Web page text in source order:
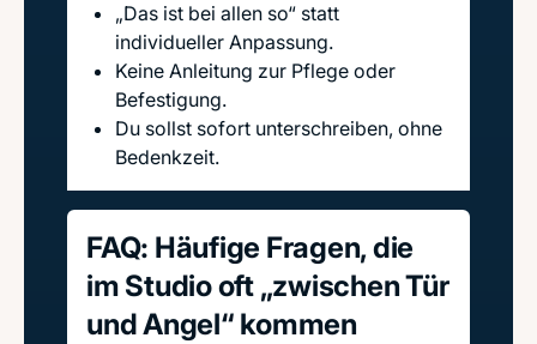
„Das ist bei allen so“ statt
individueller Anpassung.
Keine Anleitung zur Pflege oder
Befestigung.
Du sollst sofort unterschreiben, ohne
Bedenkzeit.
FAQ: Häufige Fragen, die
im Studio oft „zwischen Tür
und Angel“ kommen